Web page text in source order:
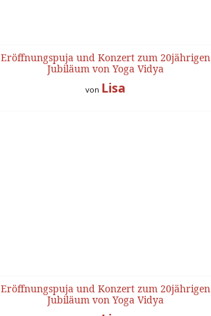
Eröffnungspuja und Konzert zum 20jährigen
Jubiläum von Yoga Vidya
von Lisa
Eröffnungspuja und Konzert zum 20jährigen
Jubiläum von Yoga Vidya